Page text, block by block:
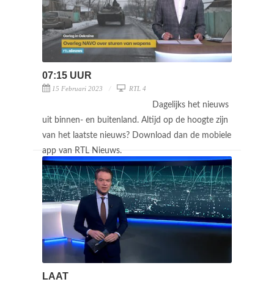
07:15 UUR
15 Februari 2023 RTL 4
Dagelijks het nieuws
uit binnen- en buitenland. Altijd op de hoogte zijn
van het laatste nieuws? Download dan de mobiele
app van RTL Nieuws.
LAAT